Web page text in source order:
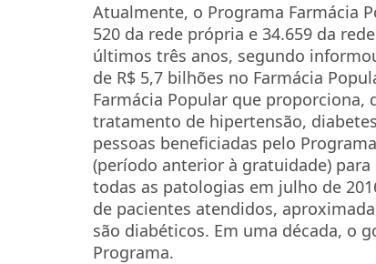
Atualmente, o Programa Farmácia
520 da rede própria e 34.659 da
últimos três anos, segundo
de R$ 5,7 bilhões no Farmácia
Farmácia Popular que proporciona,
tratamento de hipertensão,
pessoas beneficiadas pelo
(período anterior à gratuidade)
todas as patologias em julho de
de pacientes atendidos,
são diabéticos. Em uma década, o
Programa.